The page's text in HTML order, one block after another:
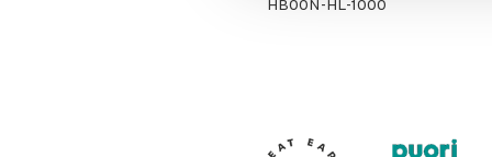
HB00N-HL-1000